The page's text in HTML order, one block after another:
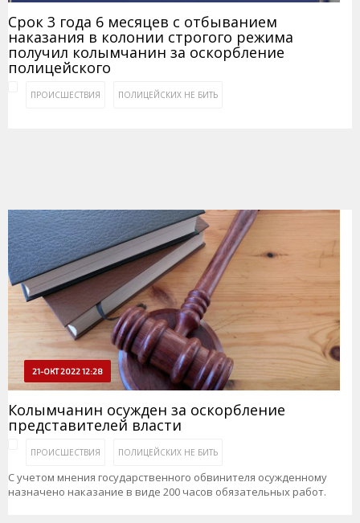
Срок 3 года 6 месяцев с отбыванием
наказания в колонии строгого режима
получил колымчанин за оскорбление
полицейского
ПРОИСШЕСТВИЯ ПОЛИЦЕЙСКИХ НЕ БИТЬ
21-ОКТ 2022 12:28
Колымчанин осужден за оскорбление
представителей власти
ПРОИСШЕСТВИЯ ПОЛИЦЕЙСКИХ НЕ БИТЬ
С учетом мнения государственного обвинителя осужденному
назначено наказание в виде 200 часов обязательных работ.